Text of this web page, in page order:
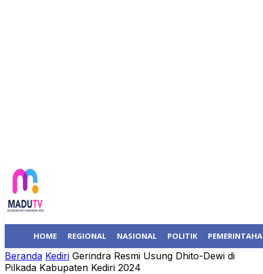
HOME REGIONAL NASIONAL POLITIK
Beranda Kediri Gerindra Resmi Usung Dhito-Dewi di
Pilkada Kabupaten Kediri 2024